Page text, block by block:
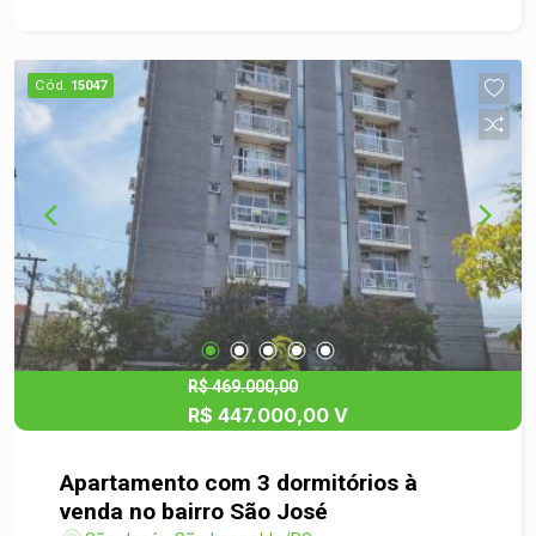
apenas a uma quadra da principal rua da cidade.
Perfeito para quem quer comodidade e bem
estar. Fica no segundo andar, sem problemas de
barulhos com vizinhos pois não possui
apartamento em baixo. Ideal para quem procura
um imóvel com segurança mas com privilégios
de casa!! Garagem rotativa. Documentação toda
em dia!
Cód. 15047
R$ 469.000,00
R$ 447.000,00 V
Apartamento com 3 dormitórios à
venda no bairro São José